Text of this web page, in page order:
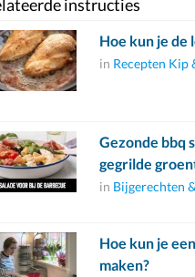
instructies
Hoe kun je
in Recepten Kip
Gezonde bbq
gegrilde
in Bijgerechten
Hoe kun je
maken?